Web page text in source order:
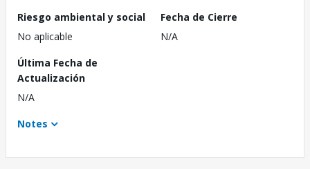
Riesgo ambiental y social
No aplicable
Fecha de Cierre
N/A
Última Fecha de
Actualización
N/A
Notes